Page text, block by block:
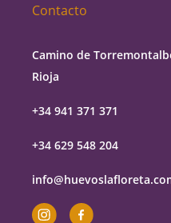
Contacto
Camino de
Rioja
+34 941 371 371
+34 629 548 204